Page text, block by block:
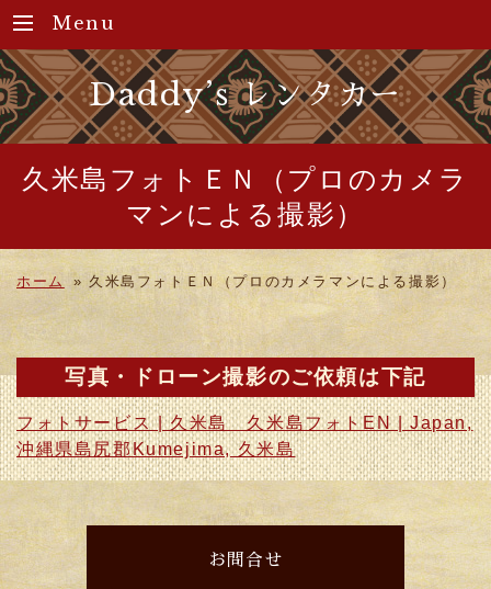
Menu
Daddy’s レンタカー
久米島フォトＥＮ（プロのカメラ
マンによる撮影）
ホーム » 久米島フォトＥＮ（プロのカメラマンによる撮影）
写真・ドローン撮影のご依頼は下記
フォトサービス | 久米島 久米島フォトEN | Japan,
沖縄県島尻郡Kumejima, 久米島
お問合せ